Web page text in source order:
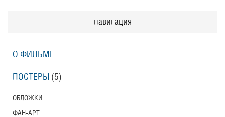
навигация
О ФИЛЬМЕ
ПОСТЕРЫ (5)
ОБЛОЖКИ
ФАН-АРТ